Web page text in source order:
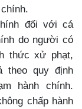
đối với cá
do người có
thức xử phạt,
theo quy định
hành chính.
chấp hành